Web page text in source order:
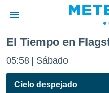
de
por
El Tiempo en
05:58 Sábado
Cielo despejado